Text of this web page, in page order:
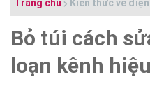
Thu mua
Trang chủ Kiến thức về
Bỏ túi cách
loạn kênh